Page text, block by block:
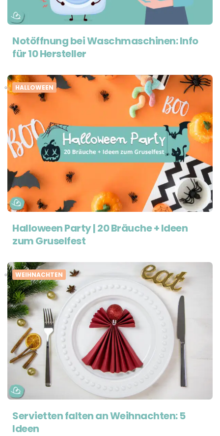
Notöffnung bei Waschmaschinen: Info
für 10 Hersteller
HALLOWEEN
Halloween Party | 20 Bräuche + Ideen
zum Gruselfest
WEIHNACHTEN
Servietten falten an Weihnachten: 5
Ideen